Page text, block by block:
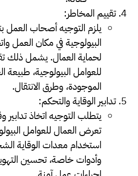
تقييم المخاطر:
يلزم التوجيه أصحاب العمل
البيولوجية في مكان العمل
لحماية العمال. يشمل ذلك
للعوامل البيولوجية، طبيعة
الموجودة، وطرق الانتقال.
تدابير الوقاية والتحكم:
يتطلب التوجيه اتخاذ تدابير
تعرض العمال للعوامل
استخدام معدات الوقاية
وأدوات خاصة، تحسين